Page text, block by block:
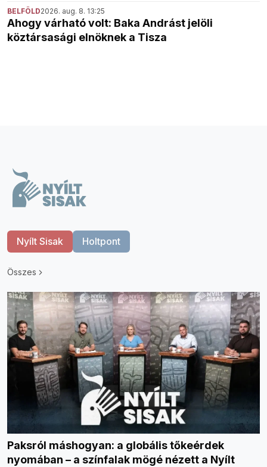
BELFÖLD2026. aug. 8. 13:25
Ahogy várható volt: Baka Andrást jelöli
köztársasági elnöknek a Tisza
Nyílt Sisak Holtpont
Összes
Paksról máshogyan: a globális tőkeérdek
nyomában – a színfalak mögé nézett a Nyílt